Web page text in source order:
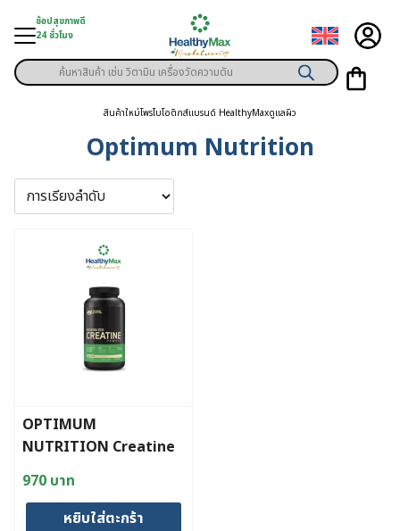
content
ช้อปสุขภาพดี
24 ชั่วโมง
มู่สินค้า
Products
search
สินค้าใหม่โพรไบโอติกส์แบรนด์ HealthyMaxดูแลผิว
Optimum Nutrition
OPTIMUM
NUTRITION Creatine
Powder Unflavoured
(300 g)
970 บาท
หยิบใส่ตะกร้า